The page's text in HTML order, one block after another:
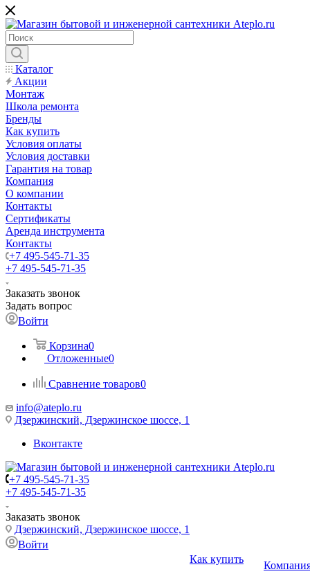
Каталог
Акции
Монтаж
Школа ремонта
Бренды
Как купить
Условия оплаты
Условия доставки
Гарантия на товар
Компания
О компании
Контакты
Сертификаты
Аренда инструмента
Контакты
+7 495-545-71-35
+7 495-545-71-35
Заказать звонок
Задать вопрос
Войти
Корзина0
Отложенные0
Сравнение товаров0
info@ateplo.ru
Дзержинский, Дзержинское шоссе, 1
Вконтакте
+7 495-545-71-35
+7 495-545-71-35
Заказать звонок
Дзержинский, Дзержинское шоссе, 1
Войти
Как купить